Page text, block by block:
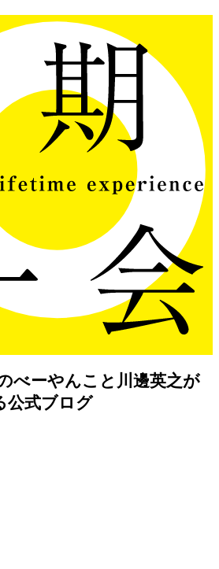
べーやんこと川邊英之が
公式ブログ